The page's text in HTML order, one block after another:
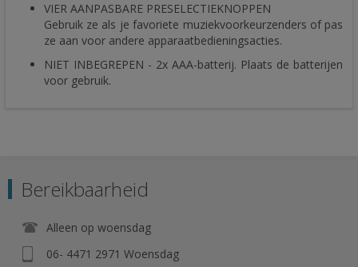
VIER AANPASBARE PRESELECTIEKNOPPEN
Gebruik ze als je favoriete muziekvoorkeurzenders of pas
ze aan voor andere apparaatbedieningsacties.
NIET INBEGREPEN - 2x AAA-batterij. Plaats de batterijen
voor gebruik.
Bereikbaarheid
Alleen op woensdag
06- 4471 2971 Woensdag